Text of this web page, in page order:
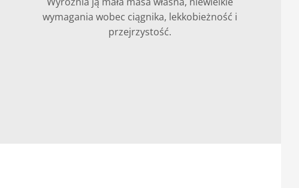
wymagania wobec ciągnika, lekkobieżność i
przejrzystość.